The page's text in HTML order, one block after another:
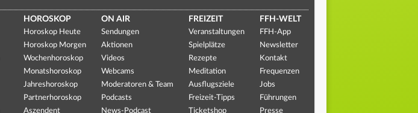
HOROSKOP
Horoskop Heute
Horoskop Morgen
Wochenhoroskop
Monatshoroskop
Jahreshoroskop
Partnerhoroskop
Aszendent
ON AIR
Sendungen
Aktionen
Videos
Webcams
Moderatoren & Team
Podcasts
News-Podcast
FREIZEIT
Veranstaltungen
Spielplätze
Rezepte
Meditation
Ausflugsziele
Freizeit-Tipps
Ticketshop
FFH-WELT
FFH-App
Newsletter
Kontakt
Frequenzen
Jobs
Führungen
Presse